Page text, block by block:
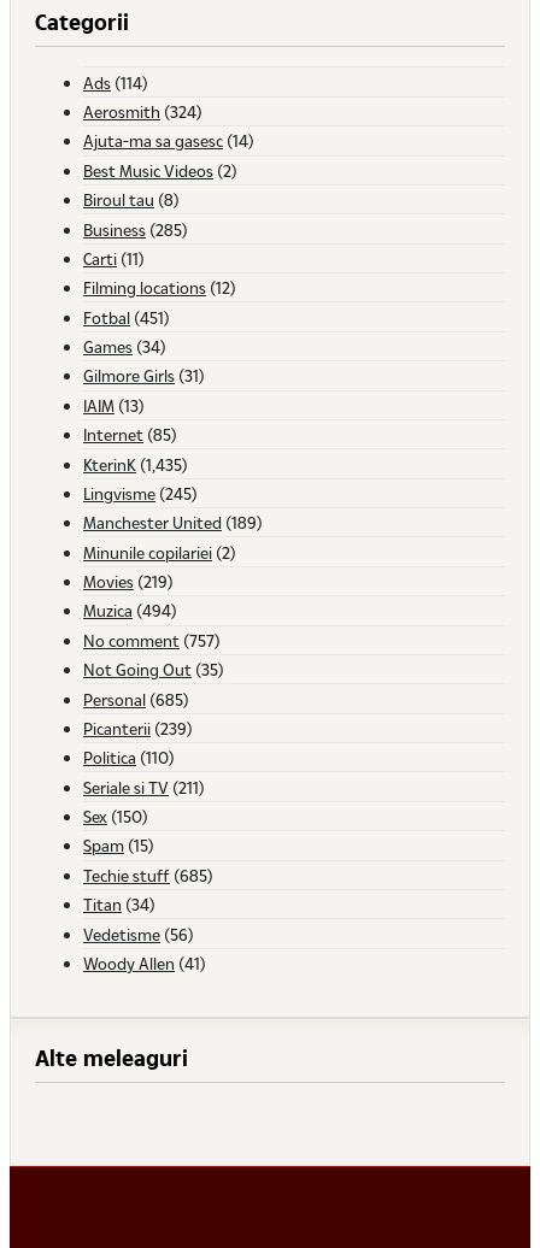
Categorii
Ads (114)
Aerosmith (324)
Ajuta-ma sa gasesc (14)
Best Music Videos (2)
Biroul tau (8)
Business (285)
Carti (11)
Filming locations (12)
Fotbal (451)
Games (34)
Gilmore Girls (31)
IAIM (13)
Internet (85)
KterinK (1,435)
Lingvisme (245)
Manchester United (189)
Minunile copilariei (2)
Movies (219)
Muzica (494)
No comment (757)
Not Going Out (35)
Personal (685)
Picanterii (239)
Politica (110)
Seriale si TV (211)
Sex (150)
Spam (15)
Techie stuff (685)
Titan (34)
Vedetisme (56)
Woody Allen (41)
Alte meleaguri